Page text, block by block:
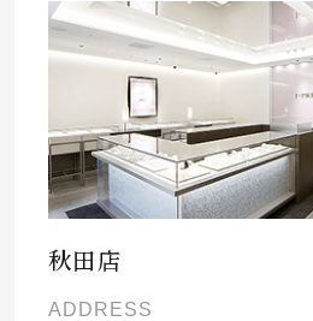
秋田店
ADDRESS